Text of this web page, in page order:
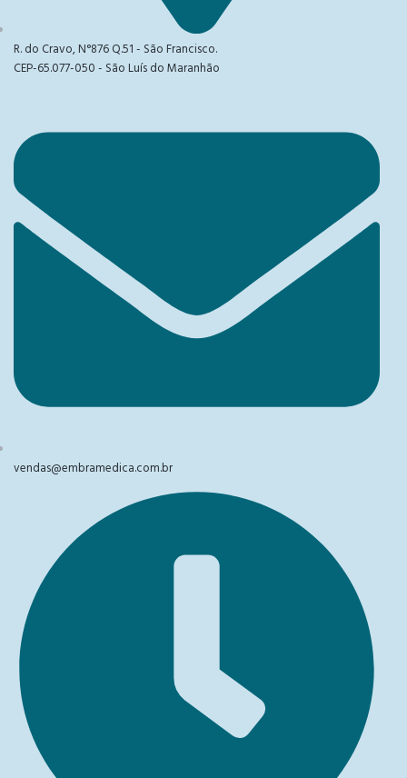
R. do Cravo, N°876 Q.51 - São Francisco.
CEP-65.077-050 - São Luís do Maranhão
vendas@embramedica.com.br